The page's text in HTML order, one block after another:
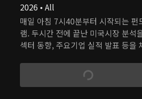
2026 • All
매일 아침 7시40분부터 시작되는
램. 두시간 전에 끝난 미국시장 분석
섹터 동향, 주요기업 실적 발표 등을